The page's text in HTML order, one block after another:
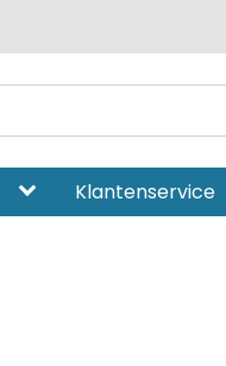
Klantenservice